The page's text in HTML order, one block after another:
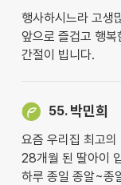
행사하시느라 고생
앞으로 즐겁고 행복
간절이 빕니다.
55. 박민희
요즘 우리집 최고의
28개월 된 딸아이
하루 종일 종알~종